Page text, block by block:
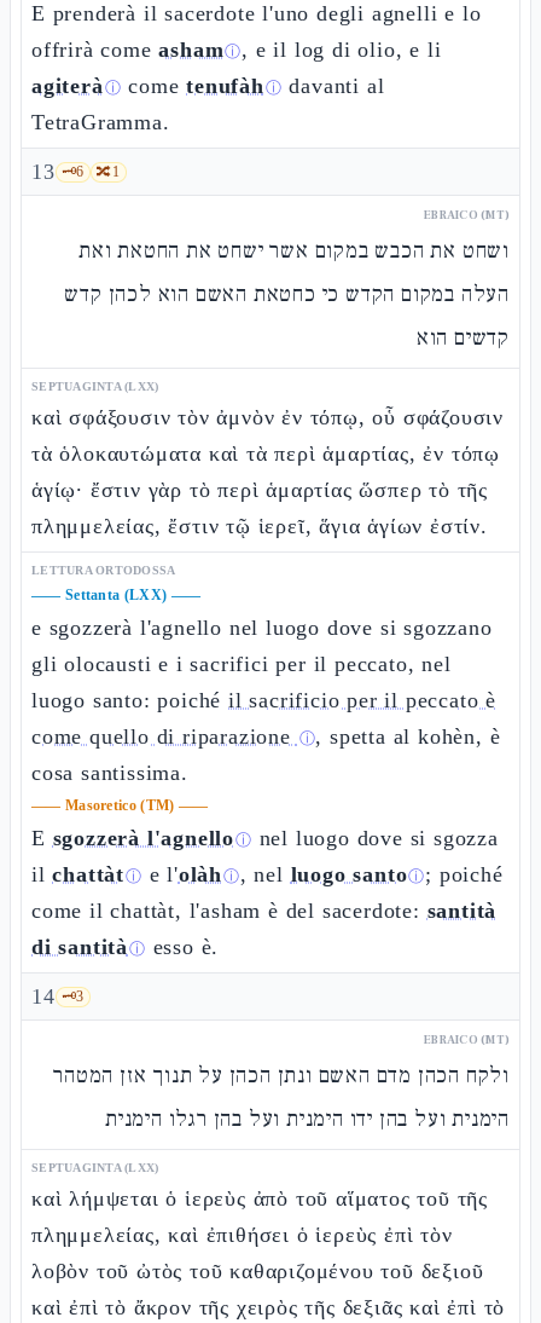
E prenderà il sacerdote l'uno degli agnelli e lo
offrirà comeashamⓘ, e il log di olio, e li
agiteràⓘ cometenufàhⓘ davanti al
TetraGramma.
13 🗝️6 🔀1
EBRAICO (MT)
ושחט את הכבש במקום אשר ישחט את החטאת ואת
העלה במקום הקדש כי כחטאת האשם הוא לכהן קדש
קדשים הוא
SEPTUAGINTA (LXX)
καὶ σφάξουσιν τὸν ἀμνὸν ἐν τόπῳ, οὗ σφάζουσιν
τὰ ὁλοκαυτώματα καὶ τὰ περὶ ἁμαρτίας, ἐν τόπῳ
ἁγίῳ· ἔστιν γὰρ τὸ περὶ ἁμαρτίας ὥσπερ τὸ τῆς
πλημμελείας, ἔστιν τῷ ἱερεῖ, ἅγια ἁγίων ἐστίν.
LETTURA ORTODOSSA
—— Settanta (LXX) ——
e sgozzerà l'agnello nel luogo dove si sgozzano
gli olocausti e i sacrifici per il peccato, nel
luogo santo: poichéil sacrificio per il peccato è
come quello di riparazione ⓘ, spetta al kohèn, è
cosa santissima.
—— Masoretico (TM) ——
E sgozzerà l'agnelloⓘ nel luogo dove si sgozza
ilchattàtⓘ e l'olàhⓘ, nel luogo santoⓘ; poiché
come il chattàt, l'asham è del sacerdote: santità
di santitàⓘ esso è.
14 🗝️3
EBRAICO (MT)
ולקח הכהן מדם האשם ונתן הכהן על תנוך אזן המטהר
הימנית ועל בהן ידו הימנית ועל בהן רגלו הימנית
SEPTUAGINTA (LXX)
καὶ λήμψεται ὁ ἱερεὺς ἀπὸ τοῦ αἵματος τοῦ τῆς
πλημμελείας, καὶ ἐπιθήσει ὁ ἱερεὺς ἐπὶ τὸν
λοβὸν τοῦ ὠτὸς τοῦ καθαριζομένου τοῦ δεξιοῦ
καὶ ἐπὶ τὸ ἄκρον τῆς χειρὸς τῆς δεξιᾶς καὶ ἐπὶ τὸ